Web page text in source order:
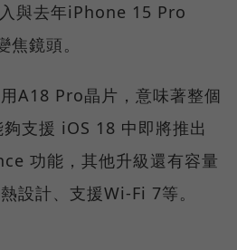
與去年iPhone 15 Pro
鏡頭。
A18 Pro晶片，意味著整個
支援 iOS 18 中即將推出
功能，其他升級還有容量
設計、支援Wi-Fi 7等。